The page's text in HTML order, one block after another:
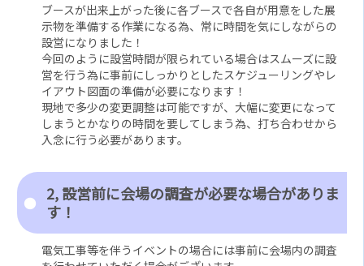
ブースが出来上がった後に各ブースで各自が用意をした展
示物を準備する作業になる為、常に時間を気にしながらの
設営になりました！
今回のように設営時間が限られている場合はスムーズに設
営を行う為に事前にしっかりとしたスケジューリングやレ
イアウト図面の準備が必要になります！
現地で多少の変更調整は可能ですが、大幅に変更になって
しまうとかなりの時間を要してしまう為、打ち合わせから
入念に行う必要があります。
2, 設営前に会場の調査が必要な場合がありま
す！
電気工事等を伴うイベントの場合には事前に会場内の調査